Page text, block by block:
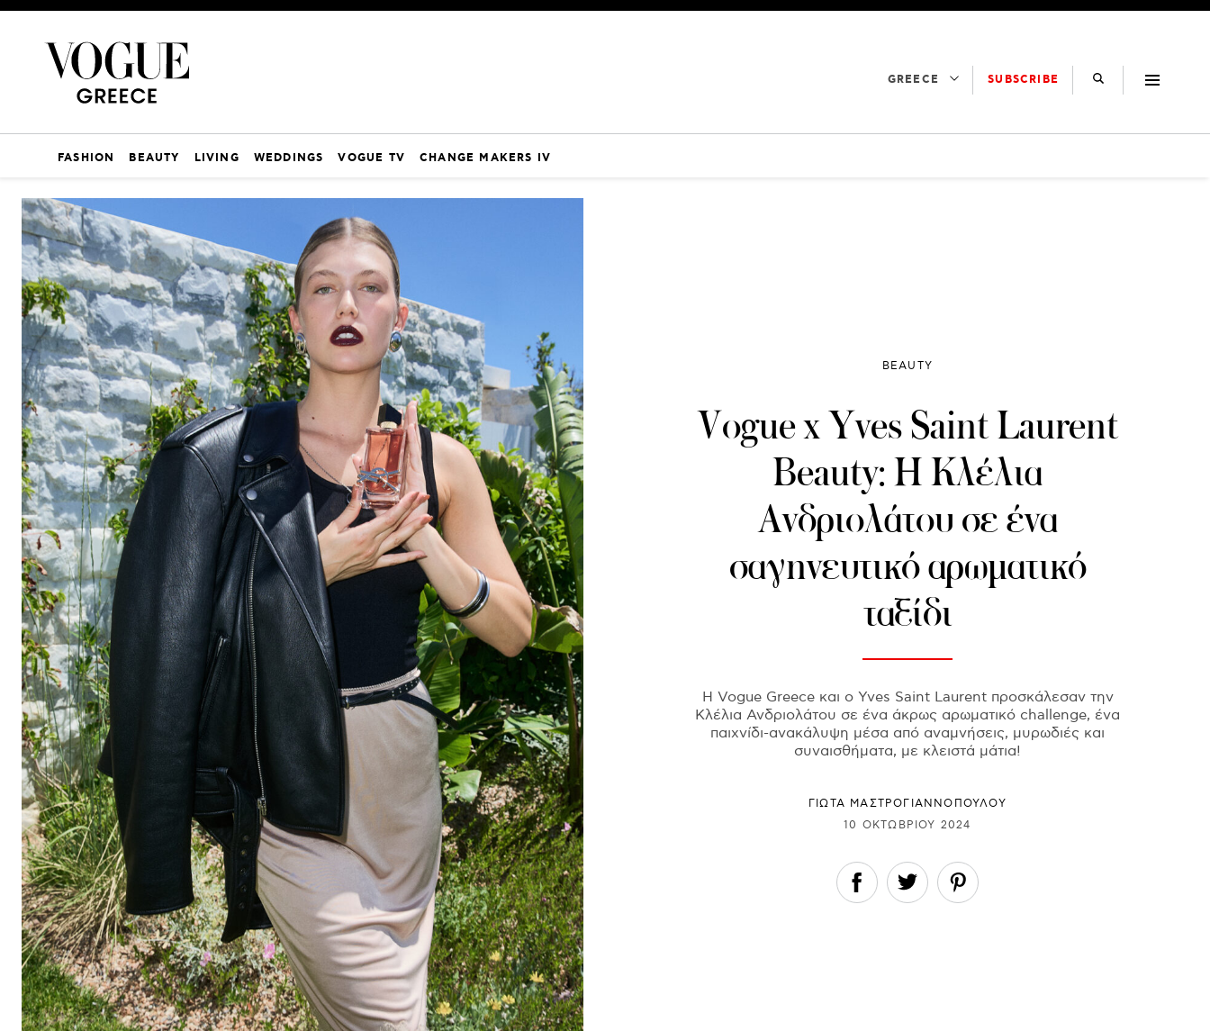
GREECE SUBSCRIBE
FASHION BEAUTY LIVING WEDDINGS VOGUE TV CHANGE MAKERS IV
BEAUTY
Vogue x Yves Saint Laurent
Beauty: Η Κλέλια
Ανδριολάτου σε ένα
σαγηνευτικό αρωματικό
ταξίδι
H Vogue Greece και ο Yves Saint Laurent προσκάλεσαν την
Κλέλια Ανδριολάτου σε ένα άκρως αρωματικό challenge, ένα
παιχνίδι-ανακάλυψη μέσα από αναμνήσεις, μυρωδιές και
συναισθήματα, με κλειστά μάτια!
ΓΙΩΤΑ ΜΑΣΤΡΟΓΙΑΝΝΟΠΟΥΛΟΥ
10 ΟΚΤΩΒΡΊΟΥ 2024